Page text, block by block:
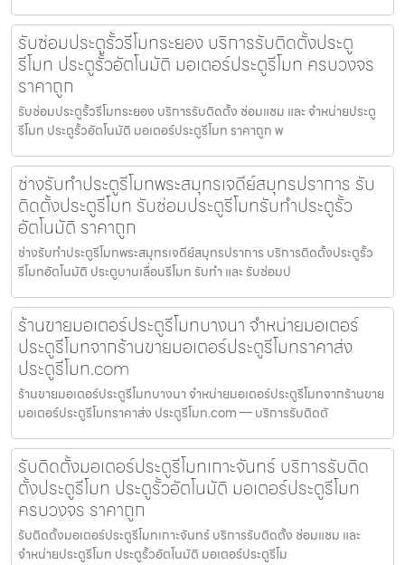
รับซ่อมประตูรั้วรีโมทระยอง บริการรับติดตั้งประตู
รีโมท ประตูรั้วอัตโนมัติ มอเตอร์ประตูรีโมท ครบวงจร
ราคาถูก
รับซ่อมประตูรั้วรีโมทระยอง บริการรับติดตั้ง ซ่อมแซม และ จำหน่ายประตู
รีโมท ประตูรั้วอัตโนมัติ มอเตอร์ประตูรีโมท ราคาถูก พ
ช่างรับทำประตูรีโมทพระสมุทรเจดีย์สมุทรปราการ รับ
ติดตั้งประตูรีโมท รับซ่อมประตูรีโมทรับทำประตูรั้ว
อัตโนมัติ ราคาถูก
ช่างรับทำประตูรีโมทพระสมุทรเจดีย์สมุทรปราการ บริการติดตั้งประตูรั้ว
รีโมทอัตโนมัติ ประตูบานเลื่อนรีโมท รับทำ และ รับซ่อมป
ร้านขายมอเตอร์ประตูรีโมทบางนา จำหน่ายมอเตอร์
ประตูรีโมทจากร้านขายมอเตอร์ประตูรีโมทราคาส่ง
ประตูรีโมท.com
ร้านขายมอเตอร์ประตูรีโมทบางนา จำหน่ายมอเตอร์ประตูรีโมทจากร้านขาย
มอเตอร์ประตูรีโมทราคาส่ง ประตูรีโมท.com — บริการรับติดตั
รับติดตั้งมอเตอร์ประตูรีโมทเกาะจันทร์ บริการรับติด
ตั้งประตูรีโมท ประตูรั้วอัตโนมัติ มอเตอร์ประตูรีโมท
ครบวงจร ราคาถูก
รับติดตั้งมอเตอร์ประตูรีโมทเกาะจันทร์ บริการรับติดตั้ง ซ่อมแซม และ
จำหน่ายประตูรีโมท ประตูรั้วอัตโนมัติ มอเตอร์ประตูรีโม